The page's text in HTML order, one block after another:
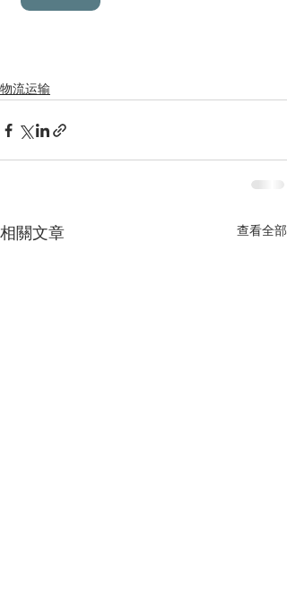
物流运输
相關文章 查看全部